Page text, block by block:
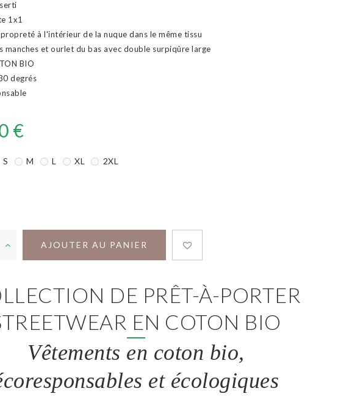
1x1
à l'intérieur de la nuque dans le même tissu
manches et ourlet du bas avec double surpiqûre large
BIO
degrés
€
S M L XL 2XL
AJOUTER AU PANIER
DE PRÊT-À-PORTER
EN COTON BIO
Vêtements en coton bio,
et écologiques